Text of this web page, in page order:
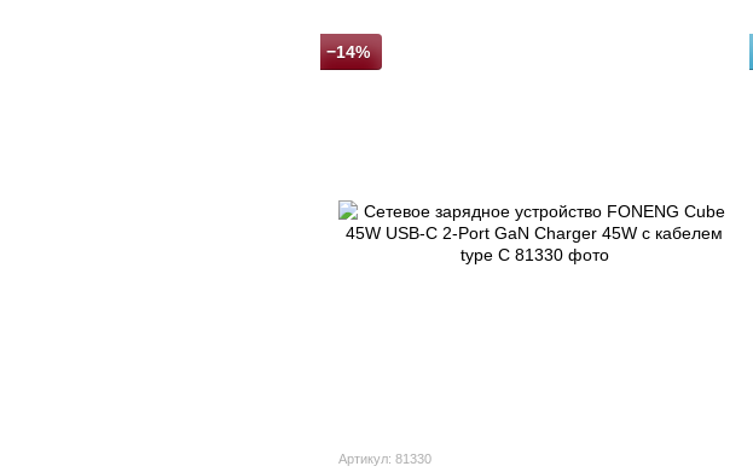
−14%
Артикул: 81330